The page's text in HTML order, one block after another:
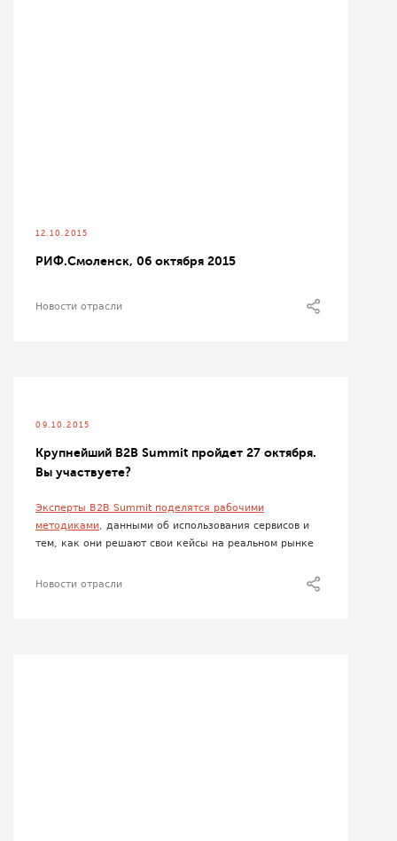
12.10.2015
РИФ.Смоленск, 06 октября 2015
Новости отрасли
09.10.2015
Крупнейший B2B Summit пройдет 27 октября.
Вы участвуете?
Эксперты B2B Summit поделятся рабочими
методиками, данными об использования сервисов и
тем, как они решают свои кейсы на реальном рынке
Новости отрасли